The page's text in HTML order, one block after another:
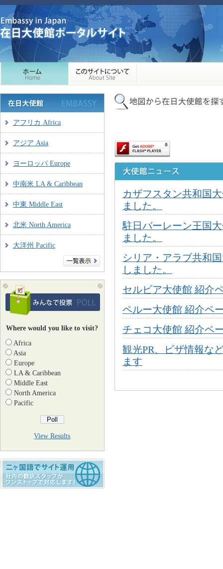
アフリカ Africa
アジア Asia
ヨーロッパ Europe
中南米 LA & Caribbean
中東 Middle East
北米 North America
大洋州 Pacific
Where would you like to visit?
Africa
Asia
Europe
LA & Caribbean
Middle East
North America
Pacific
View Results
カザフスタン共和国
ました。
駐日バーレーン王国
ました。
シリア・アラブ共和
しました。
セルビア大使館 紹介
ペルー大使館 紹介ペ
チェコ大使館 紹介ペ
観光PR、ビザ情報な
ます